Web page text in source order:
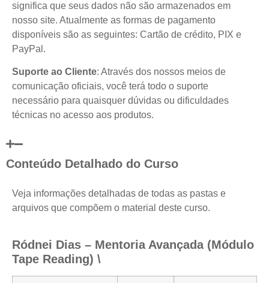
significa que seus dados não são armazenados em
nosso site. Atualmente as formas de pagamento
disponíveis são as seguintes: Cartão de crédito, PIX e
PayPal.
Suporte ao Cliente: Através dos nossos meios de
comunicação oficiais, você terá todo o suporte
necessário para quaisquer dúvidas ou dificuldades
técnicas no acesso aos produtos.
Conteúdo Detalhado do Curso
Veja informações detalhadas de todas as pastas e
arquivos que compõem o material deste curso.
Ródnei Dias – Mentoria Avançada (Módulo
Tape Reading) \